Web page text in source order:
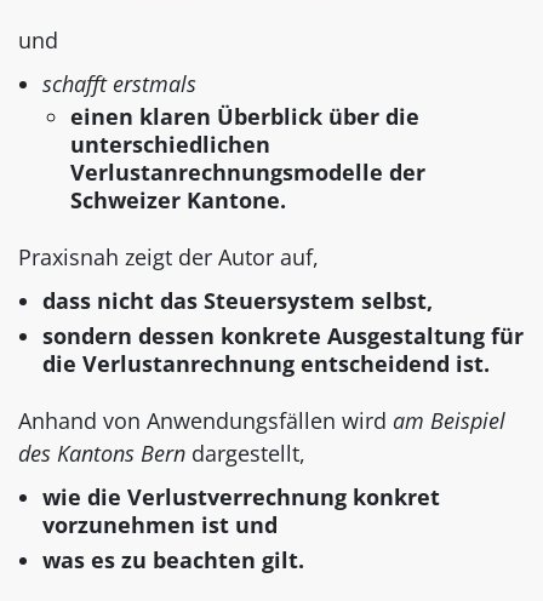
und
schafft erstmals
einen klaren Überblick über die
unterschiedlichen
Verlustanrechnungsmodelle der
Schweizer Kantone.
Praxisnah zeigt der Autor auf,
dass nicht das Steuersystem selbst,
sondern dessen konkrete Ausgestaltung für
die Verlustanrechnung entscheidend ist.
Anhand von Anwendungsfällen wird am Beispiel
des Kantons Bern dargestellt,
wie die Verlustverrechnung konkret
vorzunehmen ist und
was es zu beachten gilt.